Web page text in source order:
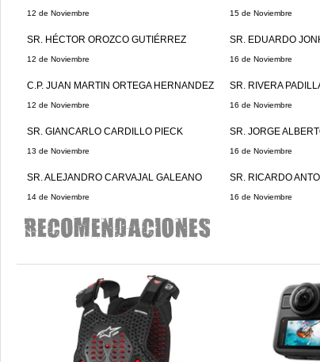
12 de Noviembre
SR. HÉCTOR OROZCO GUTIÉRREZ
12 de Noviembre
C.P. JUAN MARTIN ORTEGA HERNANDEZ
12 de Noviembre
SR. GIANCARLO CARDILLO PIECK
13 de Noviembre
SR. ALEJANDRO CARVAJAL GALEANO
14 de Noviembre
15 de Noviembre
SR. EDUARDO
16 de Noviembre
SR. RIVERA
16 de Noviembre
SR. JORGE
16 de Noviembre
SR. RICARDO
16 de Noviembre